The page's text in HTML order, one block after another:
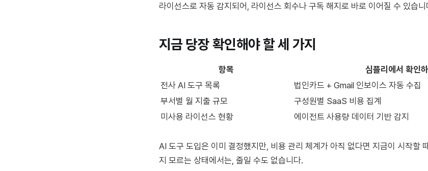
라이선스로 자동 감지되어, 라이선스 회수나 구독 해지로 바로 이어질 수 있습니
지금 당장 확인해야 할 세 가지
항목
심플리에서 확인
전사 AI 도구 목록
법인카드 + Gmail 인보이스 자동 수집
부서별 월 지출 규모
구성원별 SaaS 비용 집계
미사용 라이선스 현황
에이전트 사용량 데이터 기반 감지
AI 도구 도입은 이미 결정했지만, 비용 관리 체계가 아직 없다면 지금이 시작할
지 모르는 상태에서는, 줄일 수도 없습니다.